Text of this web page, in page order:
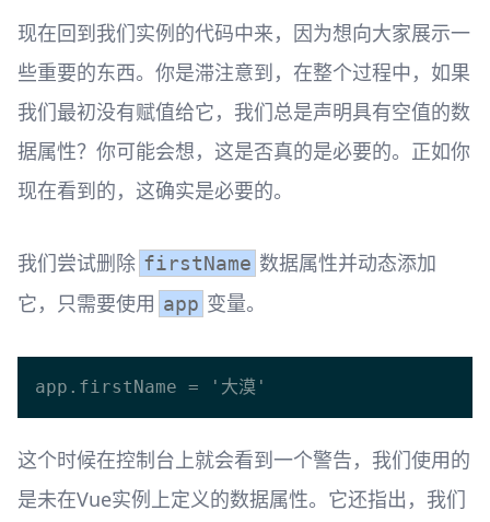
现在回到我们实例的代码中来，因为想向大家展示一
些重要的东西。你是滞注意到，在整个过程中，如果
我们最初没有赋值给它，我们总是声明具有空值的数
据属性？你可能会想，这是否真的是必要的。正如你
现在看到的，这确实是必要的。
我们尝试删除 firstName 数据属性并动态添加
它，只需要使用 app 变量。
这个时候在控制台上就会看到一个警告，我们使用的
是未在Vue实例上定义的数据属性。它还指出，我们